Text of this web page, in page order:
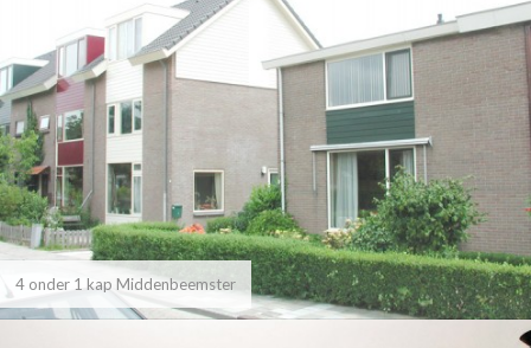
4 onder 1 kap Middenbeemster